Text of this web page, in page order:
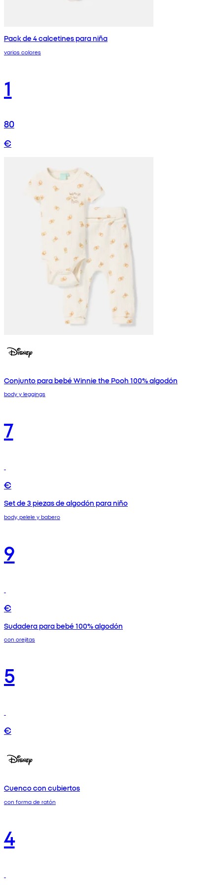
Pack de 4 calcetines para niña
varios colores
1
80
€
Conjunto para bebé Winnie the Pooh 100% algodón
body y leggings
7
€
Set de 3 piezas de algodón para niño
body, pelele y babero
9
€
Sudadera para bebé 100% algodón
con orejitas
5
€
Cuenco con cubiertos
con forma de ratón
4